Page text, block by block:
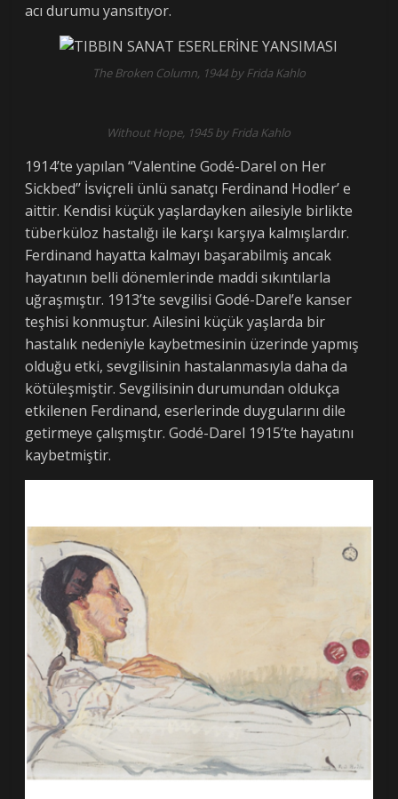
acı durumu yansıtıyor.
The Broken Column, 1944 by Frida Kahlo
Without Hope, 1945 by Frida Kahlo
1914’te yapılan “Valentine Godé-Darel on Her
Sickbed’’ İsviçreli ünlü sanatçı Ferdinand Hodler’ e
aittir. Kendisi küçük yaşlardayken ailesiyle birlikte
tüberküloz hastalığı ile karşı karşıya kalmışlardır.
Ferdinand hayatta kalmayı başarabilmiş ancak
hayatının belli dönemlerinde maddi sıkıntılarla
uğraşmıştır. 1913’te sevgilisi Godé-Darel’e kanser
teşhisi konmuştur. Ailesini küçük yaşlarda bir
hastalık nedeniyle kaybetmesinin üzerinde yapmış
olduğu etki, sevgilisinin hastalanmasıyla daha da
kötüleşmiştir. Sevgilisinin durumundan oldukça
etkilenen Ferdinand, eserlerinde duygularını dile
getirmeye çalışmıştır. Godé-Darel 1915’te hayatını
kaybetmiştir.